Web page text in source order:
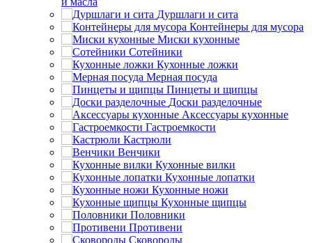
Дуршлаги и сита
Контейнеры для мусора
Миски кухонные
Сотейники
Кухонные ложки
Мерная посуда
Пинцеты и щипцы
Доски разделочные
Аксессуары кухонные
Гастроемкости
Кастрюли
Венчики
Кухонные вилки
Кухонные лопатки
Кухонные ножи
Кухонные щипцы
Половники
Противени
Сковороды